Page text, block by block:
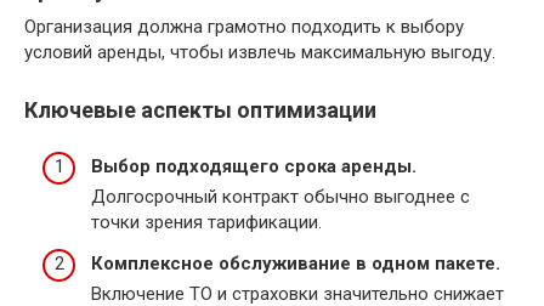
Организация должна грамотно подходить к выбору
условий аренды, чтобы извлечь максимальную выгоду.
Ключевые аспекты оптимизации
Выбор подходящего срока аренды.
Долгосрочный контракт обычно выгоднее с
точки зрения тарификации.
Комплексное обслуживание в одном пакете.
Включение ТО и страховки значительно снижает